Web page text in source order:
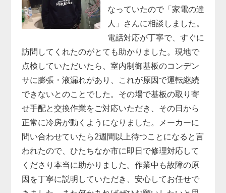
なっていたので「家電の達
人」さんに相談しました。
電話対応が丁寧で、すぐに
訪問してくれたのがとても助かりました。現地で
点検していただいたら、室内制御基板のコンデン
サに膨張・液漏れがあり、これが原因で運転継続
できないとのことでした。その場で基板の取り寄
せ手配と交換作業をご対応いただき、その日から
正常に冷房が動くようになりました。メーカーに
問い合わせていたら2週間以上待つことになると言
われたので、ひたちなか市に即日で修理対応して
くださり本当に助かりました。作業中も故障の原
因を丁寧に説明していただき、安心してお任せで